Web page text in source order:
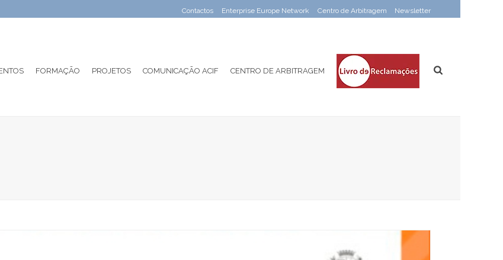
Newsletter
Contactos Enterprise Europe Network Centro de Arbitragem
FORMAÇÃO PROJETOS COMUNICAÇÃO ACIF CENTRO DE ARBITRAGEM